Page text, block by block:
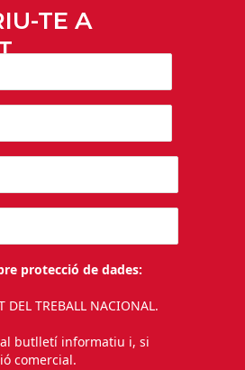
TE A
protecció de dades:
DEL TREBALL NACIONAL.
butlletí informatiu i, si
comercial.